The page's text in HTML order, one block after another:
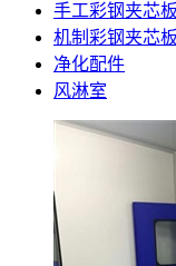
手工彩钢夹芯板
机制彩钢夹芯板
净化配件
风淋室